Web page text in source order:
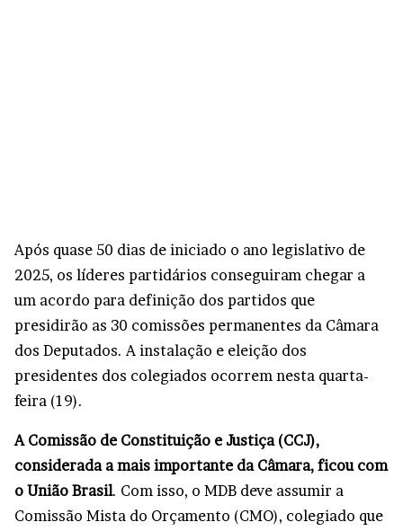
Após quase 50 dias de iniciado o ano legislativo de
2025, os líderes partidários conseguiram chegar a
um acordo para definição dos partidos que
presidirão as 30 comissões permanentes da Câmara
dos Deputados. A instalação e eleição dos
presidentes dos colegiados ocorrem nesta quarta-
feira (19).
A Comissão de Constituição e Justiça (CCJ),
considerada a mais importante da Câmara, ficou com
o União Brasil. Com isso, o MDB deve assumir a
Comissão Mista do Orçamento (CMO), colegiado que